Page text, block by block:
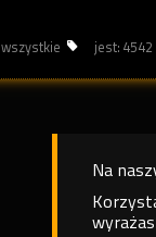
wszystkie jest: 4542
Na